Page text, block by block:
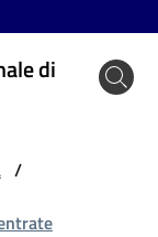
di
/